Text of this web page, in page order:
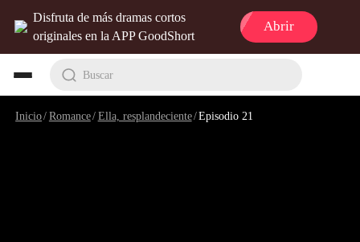
Disfruta de más dramas cortos
originales en la APP GoodShort
Abrir
Buscar
Inicio/Romance/Ella, resplandeciente/Episodio 21